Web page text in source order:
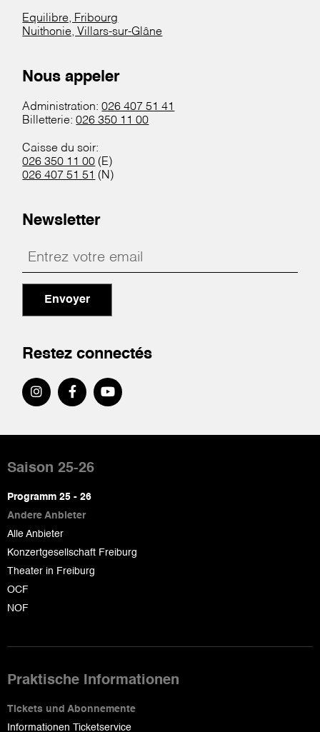
Equilibre, Fribourg
Nuithonie, Villars-sur-Glâne
Nous appeler
Administration:026 407 51 41
Billetterie:026 350 11 00
Caisse du soir:
026 350 11 00 (E)
026 407 51 51 (N)
Newsletter
Envoyer
Restez connectés
de
page
Saison 25-26
Programm 25 - 26
Andere Anbieter
Alle Anbieter
Konzertgesellschaft Freiburg
Theater in Freiburg
OCF
NOF
Praktische Informationen
Tickets und Abonnemente
Informationen Ticketservice